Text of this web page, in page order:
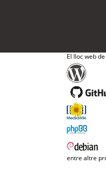
El lloc web
entre altre